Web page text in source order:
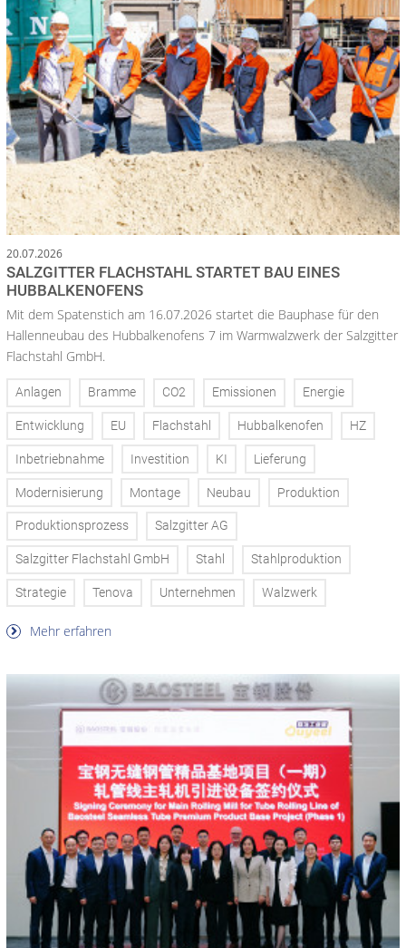
20.07.2026
SALZGITTER FLACHSTAHL STARTET BAU EINES
HUBBALKENOFENS
Mit dem Spatenstich am 16.07.2026 startet die Bauphase für den
Hallenneubau des Hubbalkenofens 7 im Warmwalzwerk der Salzgitter
Flachstahl GmbH.
Anlagen Bramme CO2 Emissionen Energie
Entwicklung EU Flachstahl Hubbalkenofen HZ
Inbetriebnahme Investition KI Lieferung
Modernisierung Montage Neubau Produktion
Produktionsprozess Salzgitter AG
Salzgitter Flachstahl GmbH Stahl Stahlproduktion
Strategie Tenova Unternehmen Walzwerk
Mehr erfahren